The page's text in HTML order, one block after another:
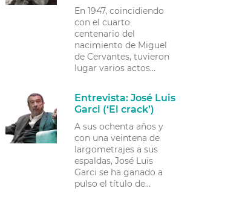
En 1947, coincidiendo
con el cuarto
centenario del
nacimiento de Miguel
de Cervantes, tuvieron
lugar varios actos
propósito de los dos
libros que el escritor
dedicara a la figura…
Entrevista: José Luis
Garci (‘El crack’)
A sus ochenta años y
con una veintena de
largometrajes a sus
espaldas, José Luis
Garci se ha ganado a
pulso el título de